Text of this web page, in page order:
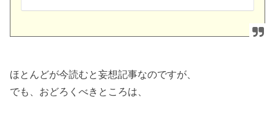
ほとんどが今読むと妄想記事なのですが、
でも、おどろくべきところは、